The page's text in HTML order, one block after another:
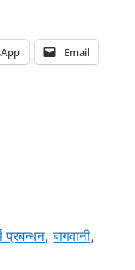
Email
प्रबन्धन,बागवानी,